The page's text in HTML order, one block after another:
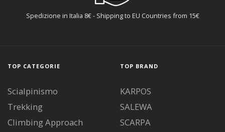
Spedizione in Italia 8€ - Shipping to EU Countries from 15€
TOP CATEGORIE
Scialpinismo
Trekking
Climbing Approach
TOP BRAND
KARPOS
SALEWA
SCARPA